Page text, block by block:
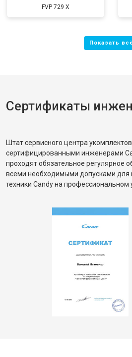
FVP 729 X
Сертификаты
Штат сервисного центра
сертифицированными инженерами
проходят обязательное регулярное
всеми необходимыми допусками для
техники Candy на профессиональном